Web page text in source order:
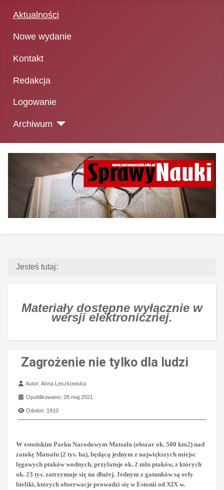
Aktualności
Nowe wydanie
Kontakt
Redakcja
Logowanie
Archiwum
Jesteś tutaj:
Materiały dostępne wyłącznie w
wersji elektronicznej.
Zagrożenie nie tylko dla ludzi
Szczegóły
Autor:Anna Leszkowska
Opublikowano: 28 maj 2021
Odsłon: 1910
W estońskim Parku Narodowym Matsalu (obszar ok. 500 km2) nad
zatokę Matsalu (2 tys. ha), będącą jednym z największych miejsc
lęgowych ptaków wodnych, przylatuje ok. 2 mln ptaków, z których
ok. 23 tys. zatrzymuje się na dłużej. Jednym z gatunków są orły
bieliki, których obserwacje prowadzi się w Estonii od XIX w.